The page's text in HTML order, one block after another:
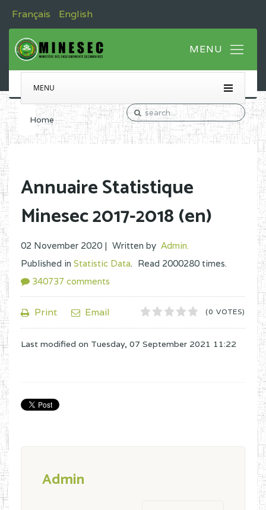
Français English
MENU
Home
Annuaire Statistique
Minesec 2017-2018 (en)
02 November 2020 | Written by Admin.
Published in Statistic Data. Read 2000280 times.
340737 comments
Print Email 1
2
3
4
5
(0 VOTES)
Last modified on Tuesday, 07 September 2021 11:22
Admin